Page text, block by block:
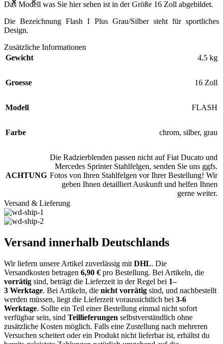
Das Modell was Sie hier sehen ist in der Größe 16 Zoll abgebildet.
Die Bezeichnung Flash I Plus Grau/Silber steht für sportliches
Design.
Zusätzliche Informationen
Gewicht
4,5 kg
Groesse 16 Zoll
Modell FLASH
Farbe chrom, silber, grau
ACHTUNG
Die Radzierblenden passen nicht auf Fiat Ducato und
Mercedes Sprinter Stahlfelgen, senden Sie uns ggfs.
Fotos von Ihren Stahlfelgen vor Ihrer Bestellung! Wir
geben Ihnen detailliert Auskunft und helfen Ihnen
gerne weiter.
Versand & Lieferung
Versand innerhalb Deutschlands
Wir liefern unsere Artikel zuverlässig mit DHL. Die
Versandkosten betragen 6,90 € pro Bestellung. Bei Artikeln, die
vorrätig sind, beträgt die Lieferzeit in der Regel bei 1–
3 Werktage. Bei Artikeln, die nicht vorrätig sind, und nachbestellt
werden müssen, liegt die Lieferzeit voraussichtlich bei 3-6
Werktage. Sollte ein Teil einer Bestellung einmal nicht sofort
verfügbar sein, sind Teillieferungen selbstverständlich ohne
zusätzliche Kosten möglich. Falls eine Zustellung nach mehreren
Versuchen scheitert oder ein Produkt nicht lieferbarist, erhältst du